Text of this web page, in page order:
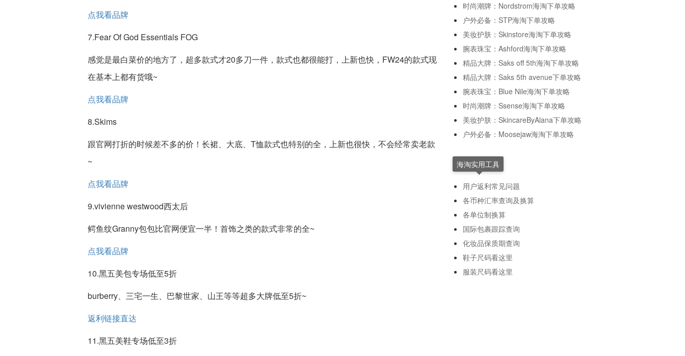
点我看品牌
7.Fear Of God Essentials FOG
感觉是最白菜价的地方了，超多款式才20多刀一件，款式也都很能打，上新也快，FW24的款式现
在基本上都有货哦~
点我看品牌
8.Skims
跟官网打折的时候差不多的价！长裙、大底、T恤款式也特别的全，上新也很快，不会经常卖老款
~
点我看品牌
9.vivienne westwood西太后
鳄鱼纹Granny包包比官网便宜一半！首饰之类的款式非常的全~
点我看品牌
10.黑五美包专场低至5折
burberry、三宅一生、巴黎世家、山王等等超多大牌低至5折~
返利链接直达
11.黑五美鞋专场低至3折
时尚潮牌：Nordstrom海淘下单攻略
户外必备：STP海淘下单攻略
美妆护肤：Skinstore海淘下单攻略
腕表珠宝：Ashford海淘下单攻略
精品大牌：Saks off 5th海淘下单攻略
精品大牌：Saks 5th avenue下单攻略
腕表珠宝：Blue Nile海淘下单攻略
时尚潮牌：Ssense海淘下单攻略
美妆护肤：SkincareByAlana下单攻略
户外必备：Moosejaw海淘下单攻略
海淘实用工具
用户返利常见问题
各币种汇率查询及换算
各单位制换算
国际包裹跟踪查询
化妆品保质期查询
鞋子尺码看这里
服装尺码看这里